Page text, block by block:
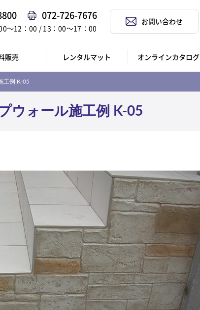
072-726-7676
〜12：00 / 13：00〜17：00
お問い合わせ
販売 レンタルマット オンラインカタログ
工例 K-05
ウォール施工例 K-05